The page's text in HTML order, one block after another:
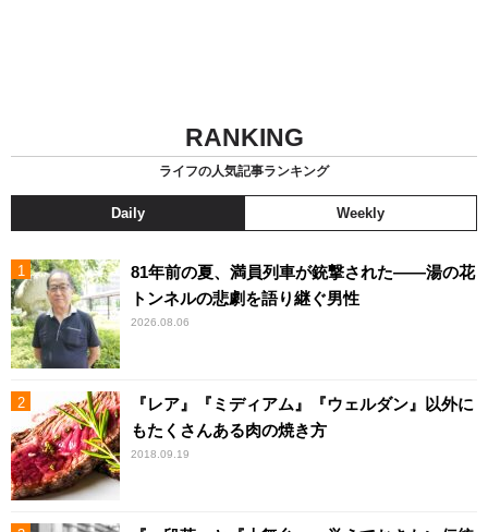
RANKING
ライフの人気記事ランキング
Daily Weekly
81年前の夏、満員列車が銃撃された――湯の花
トンネルの悲劇を語り継ぐ男性
2026.08.06
『レア』『ミディアム』『ウェルダン』以外に
もたくさんある肉の焼き方
2018.09.19